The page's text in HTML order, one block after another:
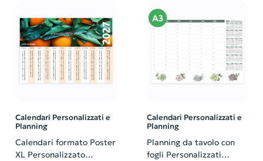
Calendari Personalizzati e
Planning
Calendari formato Poster
XL Personalizzato
Calendari Personalizzati e
Planning
Planning da tavolo con
fogli Personalizzati